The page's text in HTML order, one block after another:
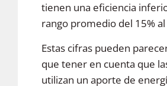
tienen una eficiencia
rango promedio del 15% al
Estas cifras pueden
que tener en cuenta que
utilizan un aporte de